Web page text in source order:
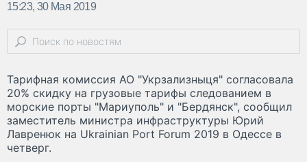
15:23, 30 Мая 2019
Тарифная комиссия АО "Укрзализныця" согласовала
20% скидку на грузовые тарифы следованием в
морские порты "Мариуполь" и "Бердянск", сообщил
заместитель министра инфраструктуры Юрий
Лавренюк на Ukrainian Port Forum 2019 в Одессе в
четверг.